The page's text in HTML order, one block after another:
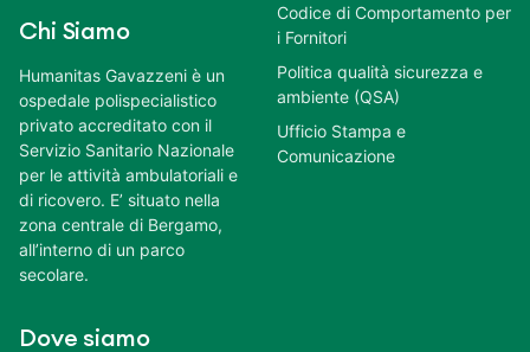
Chi Siamo
Humanitas Gavazzeni è un
ospedale polispecialistico
privato accreditato con il
Servizio Sanitario Nazionale
per le attività ambulatoriali e
di ricovero. E’ situato nella
zona centrale di Bergamo,
all’interno di un parco
secolare.
Dove siamo
Codice di Comportamento per
i Fornitori
Politica qualità sicurezza e
ambiente (QSA)
Ufficio Stampa e
Comunicazione